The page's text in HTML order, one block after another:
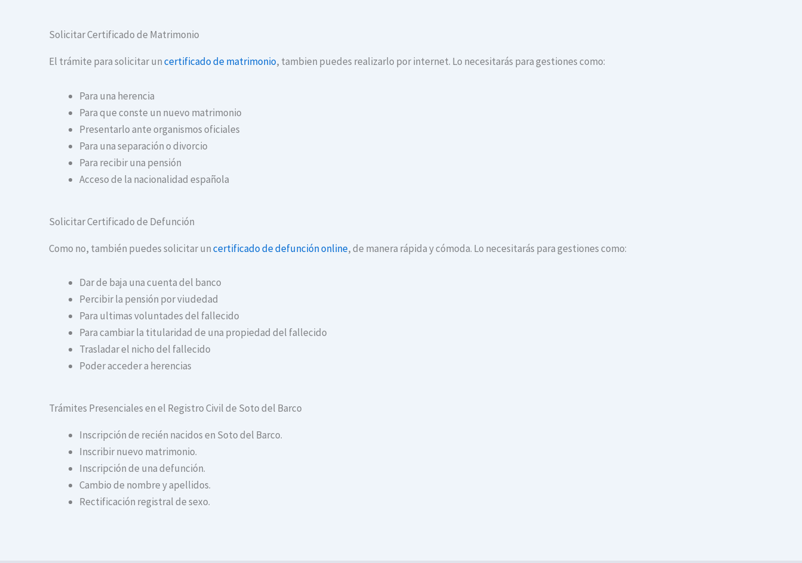
Solicitar Certificado de Matrimonio
El trámite para solicitar uncertificado de matrimonio, tambien puedes realizarlo por internet. Lo necesitarás para gestiones como:
Para una herencia
Para que conste un nuevo matrimonio
Presentarlo ante organismos oficiales
Para una separación o divorcio
Para recibir una pensión
Acceso de la nacionalidad española
Solicitar Certificado de Defunción
Como no, también puedes solicitar uncertificado de defunción online, de manera rápida y cómoda. Lo necesitarás para gestiones como:
Dar de baja una cuenta del banco
Percibir la pensión por viudedad
Para ultimas voluntades del fallecido
Para cambiar la titularidad de una propiedad del fallecido
Trasladar el nicho del fallecido
Poder acceder a herencias
Trámites Presenciales en el Registro Civil de Soto del Barco
Inscripción de recién nacidos en Soto del Barco.
Inscribir nuevo matrimonio.
Inscripción de una defunción.
Cambio de nombre y apellidos.
Rectificación registral de sexo.